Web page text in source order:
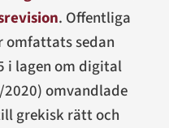
. Offentliga
omfattats sedan
i lagen om digital
) omvandlade
grekisk rätt och